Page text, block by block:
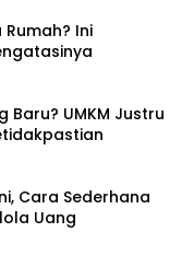
Ini
Baru? UMKM Justru
Cara Sederhana
Uang